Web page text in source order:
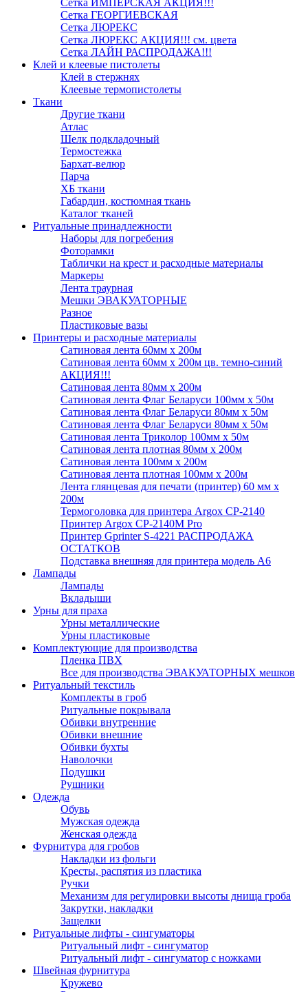
Сетка ИМПЕРСКАЯ АКЦИЯ!!!
Сетка ГЕОРГИЕВСКАЯ
Сетка ЛЮРЕКС
Сетка ЛЮРЕКС АКЦИЯ!!! см. цвета
Сетка ЛАЙН РАСПРОДАЖА!!!
Клей и клеевые пистолеты
Клей в стержнях
Клеевые термопистолеты
Ткани
Другие ткани
Атлас
Шелк подкладочный
Термостежка
Бархат-велюр
Парча
ХБ ткани
Габардин, костюмная ткань
Каталог тканей
Ритуальные принадлежности
Наборы для погребения
Фоторамки
Таблички на крест и расходные материалы
Маркеры
Лента траурная
Мешки ЭВАКУАТОРНЫЕ
Разное
Пластиковые вазы
Принтеры и расходные материалы
Сатиновая лента 60мм х 200м
Сатиновая лента 60мм х 200м цв. темно-синий
АКЦИЯ!!!
Сатиновая лента 80мм х 200м
Сатиновая лента Флаг Беларуси 100мм х 50м
Сатиновая лента Флаг Беларуси 80мм х 50м
Сатиновая лента Флаг Беларуси 80мм х 50м
Сатиновая лента Триколор 100мм х 50м
Сатиновая лента плотная 80мм х 200м
Сатиновая лента 100мм х 200м
Сатиновая лента плотная 100мм х 200м
Лента глянцевая для печати (принтер) 60 мм х
200м
Термоголовка для принтера Argox CP-2140
Принтер Argox CP-2140M Pro
Принтер Gprinter S-4221 РАСПРОДАЖА
ОСТАТКОВ
Подставка внешняя для принтера модель А6
Лампады
Лампады
Вкладыши
Урны для праха
Урны металлические
Урны пластиковые
Комплектующие для производства
Пленка ПВХ
Все для производства ЭВАКУАТОРНЫХ мешков
Ритуальный текстиль
Комплекты в гроб
Ритуальные покрывала
Обивки внутренние
Обивки внешние
Обивки бухты
Наволочки
Подушки
Рушники
Одежда
Обувь
Мужская одежда
Женская одежда
Фурнитура для гробов
Накладки из фольги
Кресты, распятия из пластика
Ручки
Механизм для регулировки высоты днища гроба
Закрутки, накладки
Защелки
Ритуальные лифты - сингуматоры
Ритуальный лифт - сингуматор
Ритуальный лифт - сингуматор с ножками
Швейная фурнитура
Кружево